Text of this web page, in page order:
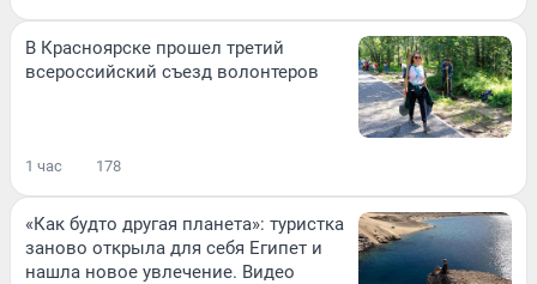
В Красноярске прошел третий
всероссийский съезд волонтеров
1 час 178
«Как будто другая планета»: туристка
заново открыла для себя Египет и
нашла новое увлечение. Видео